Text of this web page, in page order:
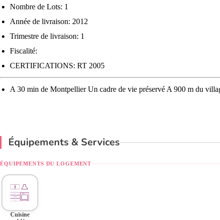
Nombre de Lots: 1
Année de livraison: 2012
Trimestre de livraison: 1
Fiscalité:
CERTIFICATIONS: RT 2005
A 30 min de Montpellier Un cadre de vie préservé A 900 m du
Équipements & Services
ÉQUIPEMENTS DU LOGEMENT
Cuisine